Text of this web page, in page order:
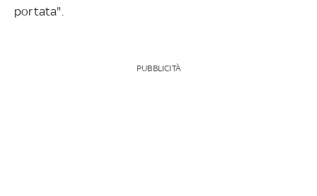
portata".
PUBBLICITÀ